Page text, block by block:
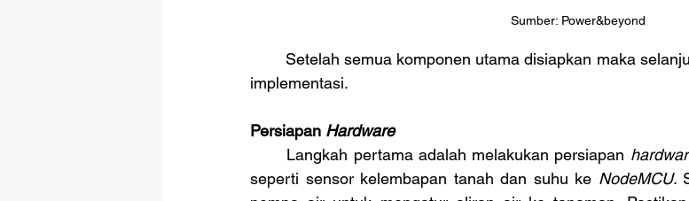
Sumber: Power&beyond
Setelah semua komponen utama disiapkan maka
implementasi.
Persiapan Hardware
	Langkah pertama adalah melakukan persiapan
seperti sensor kelembapan tanah dan suhu ke NodeMCU.